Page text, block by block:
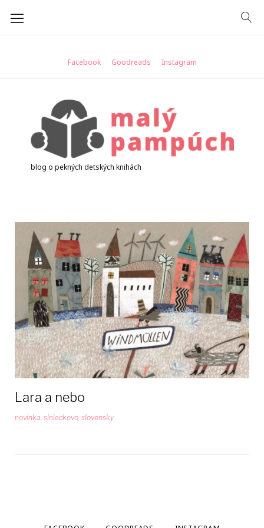
Facebook Goodreads Instagram
blog o pekných detských knihách
Značka:
novinka
Lara a nebo
novinka, slnieckovo, slovensky